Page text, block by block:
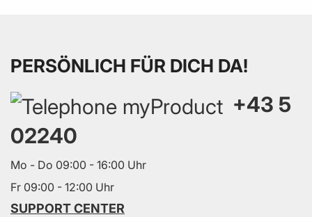
PERSÖNLICH FÜR DICH DA!
+43 5
02240
Mo - Do 09:00 - 16:00 Uhr
Fr 09:00 - 12:00 Uhr
SUPPORT CENTER